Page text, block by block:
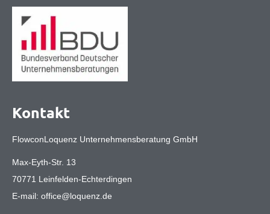
Kontakt
FlowconLoquenz Unternehmensberatung GmbH
Max-Eyth-Str. 13
70771 Leinfelden-Echterdingen
E-mail: office@loquenz.de